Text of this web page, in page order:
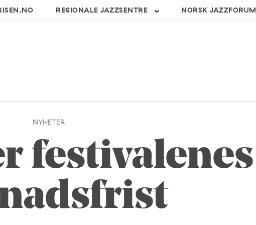
REGIONALE JAZZSENTRE NORSK JAZZFORUM
NYHETER
festivalenes